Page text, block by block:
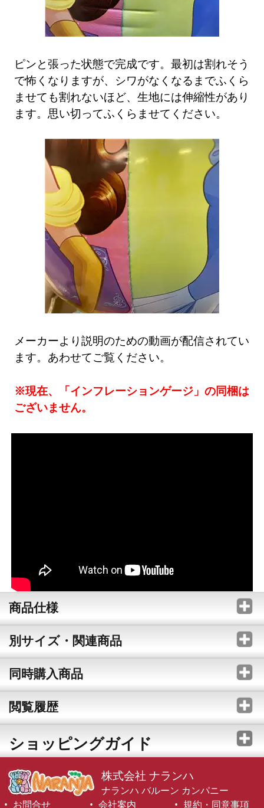
ピンと張った状態で完成です。最初は割れそう
で怖くなりますが、シワがなくなるまでふくら
ませても割れないほど、生地には伸縮性があり
ます。思い切ってふくらませてください。
メーカーより説明のための動画が配信されてい
ます。あわせてご覧ください。
※現在、「インフレーションゲージ」の同梱は
ございません。
商品仕様
別サイズ・関連商品
同時購入商品
閲覧履歴
ショッピングガイド
株式会社 ナランハ
ナランハ バルーン カンパニー
お問合せ
会社案内 規約・同意事項